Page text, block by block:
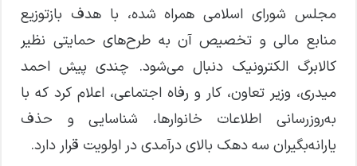
مجلس شورای اسلامی همراه شده، با هدف بازتوزیع
منابع مالی و تخصیص آن به طرح‌های حمایتی نظیر
کالابرگ الکترونیک دنبال می‌شود. چندی پیش احمد
میدری، وزیر تعاون، کار و رفاه اجتماعی، اعلام کرد که با
به‌روزرسانی اطلاعات خانوارها، شناسایی و حذف
یارانه‌بگیران سه دهک بالای درآمدی در اولویت قرار دارد.